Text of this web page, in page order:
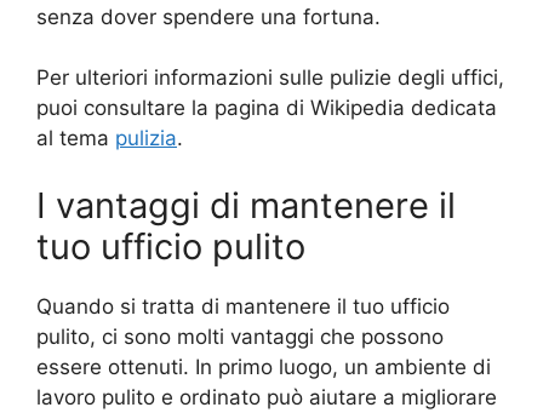
senza dover spendere una fortuna.
Per ulteriori informazioni sulle pulizie degli uffici,
puoi consultare la pagina di Wikipedia dedicata
al tema pulizia.
I vantaggi di mantenere il
tuo ufficio pulito
Quando si tratta di mantenere il tuo ufficio
pulito, ci sono molti vantaggi che possono
essere ottenuti. In primo luogo, un ambiente di
lavoro pulito e ordinato può aiutare a migliorare